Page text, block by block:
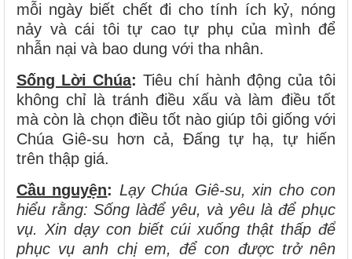
mỗi ngày biết chết đi cho tính ích kỷ, nóng
nảy và cái tôi tự cao tự phụ của mình để
nhẫn nại và bao dung với tha nhân.
Sống Lời Chúa: Tiêu chí hành động của tôi
không chỉ là tránh điều xấu và làm điều tốt
mà còn là chọn điều tốt nào giúp tôi giống với
Chúa Giê-su hơn cả, Đấng tự hạ, tự hiến
trên thập giá.
Cầu nguyện: Lạy Chúa Giê-su, xin cho con
hiểu rằng: Sống làđể yêu, và yêu là để phục
vụ. Xin dạy con biết cúi xuống thật thấp để
phục vụ anh chị em, để con được trở nên